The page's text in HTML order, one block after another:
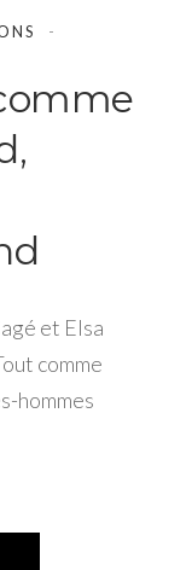
et Elsa
comme
hommes